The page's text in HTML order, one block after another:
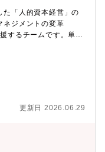
的な研修プログラムだ
境で成長角度を高める
company02/)をご
いう意識を持ち矢面
や覚悟を問われる場
そスキルが磨かれま
戦略等の「新規価値の
ます。・戦略策定：
定・新規事業企画：
策定・オープンイノ
の参入戦略策定・営
新規事業の自動化・
援から得た知見と、独
用した営業DXコンサ
た「人的資本経営」の
ネジメントの変革
するチームです。単な
業戦略との接続■人材
場”の設計■事業再編や
変革といった、人材を
。【業務内容】■人的
分析に基づく調達戦
の再設計（役割定
事業部門と連動した人
更新日 2026.06.29